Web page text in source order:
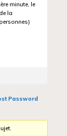
minute, le
la
Password